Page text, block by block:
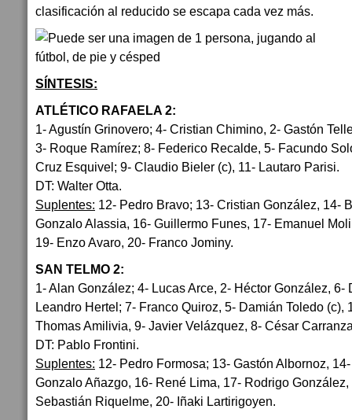
clasificación al reducido se escapa cada vez más.
SÍNTESIS:
ATLÉTICO RAFAELA 2:
1- Agustín Grinovero; 4- Cristian Chimino, 2- Gastón
3- Roque Ramírez; 8- Federico Recalde, 5- Facundo
Cruz Esquivel; 9- Claudio Bieler (c), 11- Lautaro Parisi.
DT: Walter Otta.
Suplentes: 12- Pedro Bravo; 13- Cristian González, 14-
Gonzalo Alassia, 16- Guillermo Funes, 17- Emanuel
19- Enzo Avaro, 20- Franco Jominy.
SAN TELMO 2:
1- Alan González; 4- Lucas Arce, 2- Héctor González, 6-
Leandro Hertel; 7- Franco Quiroz, 5- Damián Toledo (c),
Thomas Amilivia, 9- Javier Velázquez, 8- César
DT: Pablo Frontini.
Suplentes: 12- Pedro Formosa; 13- Gastón Albornoz,
Gonzalo Añazgo, 16- René Lima, 17- Rodrigo
Sebastián Riquelme, 20- Iñaki Lartirigoyen.